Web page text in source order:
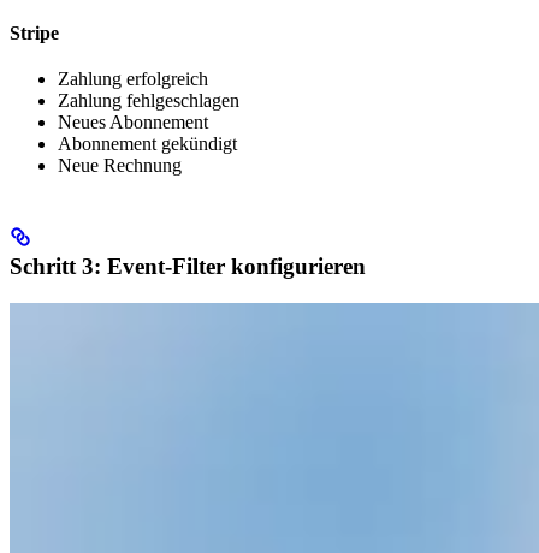
Stripe
Zahlung erfolgreich
Zahlung fehlgeschlagen
Neues Abonnement
Abonnement gekündigt
Neue Rechnung
Schritt 3: Event-Filter konfigurieren